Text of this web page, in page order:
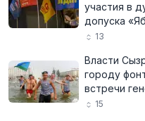
участия в
допуска
13
Власти
городу
встречи
15